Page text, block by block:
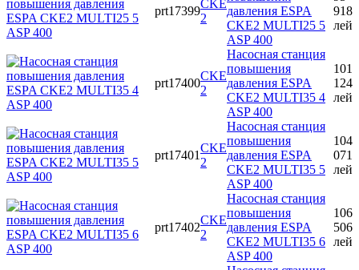
prt17399
CKE
2
давления ESPA
CKE2 MULTI25 5
ASP 400
918
лей
prt17400
CKE
2
Насосная станция
повышения
давления ESPA
CKE2 MULTI35 4
ASP 400
101
124
лей
prt17401
CKE
2
Насосная станция
повышения
давления ESPA
CKE2 MULTI35 5
ASP 400
104
071
лей
prt17402
CKE
2
Насосная станция
повышения
давления ESPA
CKE2 MULTI35 6
ASP 400
106
506
лей